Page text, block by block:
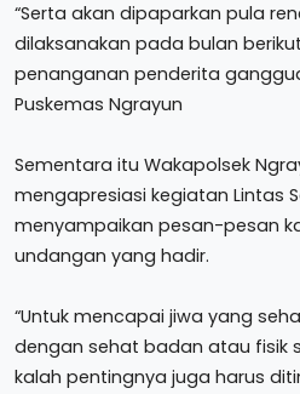
“Serta akan dipaparkan pula
dilaksanakan pada bulan
penanganan penderita
Puskemas Ngrayun
Sementara itu Wakapolsek
mengapresiasi kegiatan Lintas
menyampaikan pesan-pesan
undangan yang hadir.
“Untuk mencapai jiwa yang
dengan sehat badan atau fisik
kalah pentingnya juga harus